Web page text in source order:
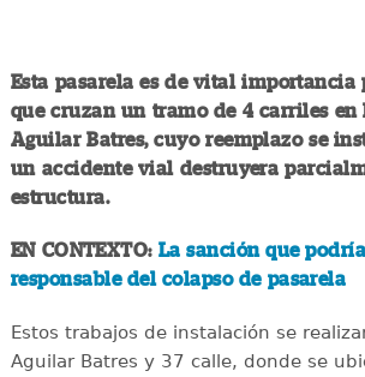
Esta pasarela es de vital importancia
que cruzan un tramo de 4 carriles en
Aguilar Batres, cuyo reemplazo se
un accidente vial destruyera
estructura.
EN CONTEXTO: La sanción que
responsable del colapso de pasarela
Estos trabajos de instalación se
Aguilar Batres y 37 calle, donde se